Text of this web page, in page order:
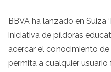
BBVA ha lanzado en Suiza
iniciativa de píldoras
acercar el conocimiento
permita a cualquier